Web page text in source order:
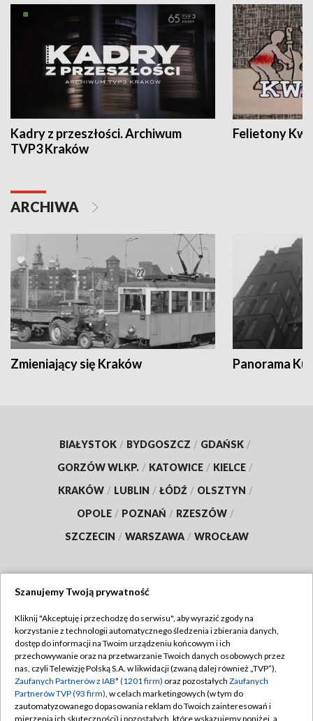
Kadry z przeszłości. Archiwum
TVP3 Kraków
Felietony
ARCHIWA
Zmieniający się Kraków Panorama
BIAŁYSTOK / BYDGOSZCZ / GDAŃSK /
GORZÓW WLKP. / KATOWICE / KIELCE /
KRAKÓW / LUBLIN / ŁÓDŹ / OLSZTYN /
OPOLE / POZNAŃ / RZESZÓW /
SZCZECIN / WARSZAWA / WROCŁAW
TVP
Abonament TVP
Emisja w TVP
Centrum informacji TVP
Regulamin TVP
Polityka prywatności
Moje zgody
Szanujemy Twoją prywatność
Kliknij "Akceptuję i przechodzę do serwisu", aby wyrazić zgody na
korzystanie z technologii automatycznego śledzenia i zbierania danych,
dostęp do informacji na Twoim urządzeniu końcowym i ich
przechowywanie oraz na przetwarzanie Twoich danych osobowych przez
nas, czyli Telewizję Polską S.A. w likwidacji (zwaną dalej również „TVP”),
Zaufanych Partnerów z IAB* (1201 firm) oraz pozostałych Zaufanych
Partnerów TVP (93 firm), w celach marketingowych (w tym do
zautomatyzowanego dopasowania reklam do Twoich zainteresowań i
mierzenia ich skuteczności) i pozostałych, które wskazujemy poniżej, a